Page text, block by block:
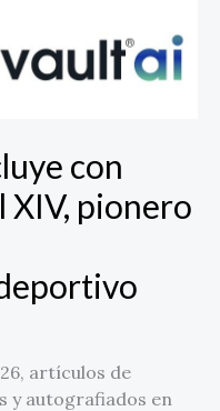
con
pionero
artículos de
y autografiados en